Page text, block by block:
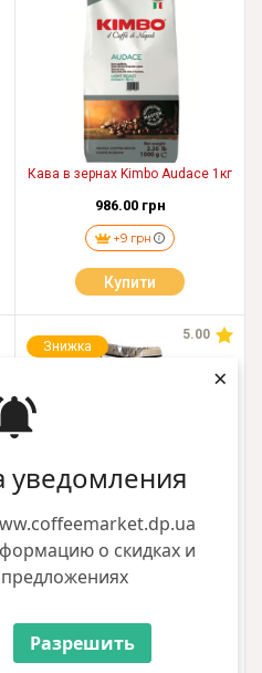
уведомления
о скидках и
Разрешить
×
Кава в зернах Kimbo Audace 1кг
986.00 грн
+9 грн
Купити
Знижка
5.00
Кава в зернах Del Duca
Espresso Italiano 1кг
920.00 грн 1114.00 грн
Купити